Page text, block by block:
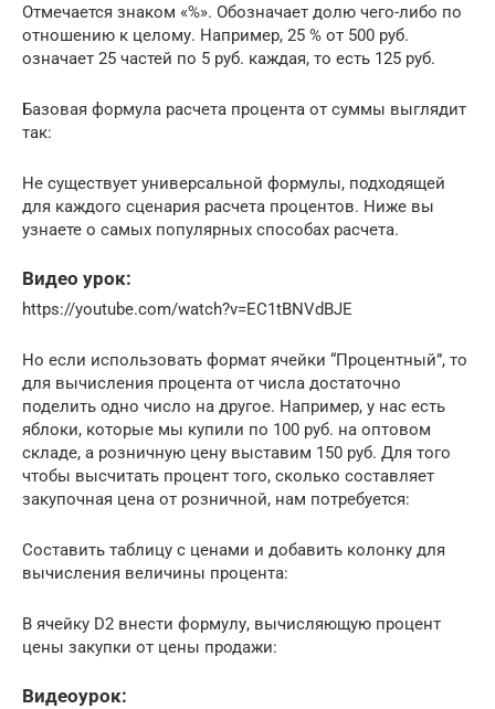
Отмечается знаком «%». Обозначает долю чего-либо по
отношению к целому. Например, 25 % от 500 руб.
означает 25 частей по 5 руб. каждая, то есть 125 руб.
Базовая формула расчета процента от суммы выглядит
так:
Не существует универсальной формулы, подходящей
для каждого сценария расчета процентов. Ниже вы
узнаете о самых популярных способах расчета.
Видео урок:
https://youtube.com/watch?v=EC1tBNVdBJE
Но если использовать формат ячейки “Процентный”, то
для вычисления процента от числа достаточно
поделить одно число на другое. Например, у нас есть
яблоки, которые мы купили по 100 руб. на оптовом
складе, а розничную цену выставим 150 руб. Для того
чтобы высчитать процент того, сколько составляет
закупочная цена от розничной, нам потребуется:
Составить таблицу с ценами и добавить колонку для
вычисления величины процента:
В ячейку D2 внести формулу, вычисляющую процент
цены закупки от цены продажи:
Видеоурок: